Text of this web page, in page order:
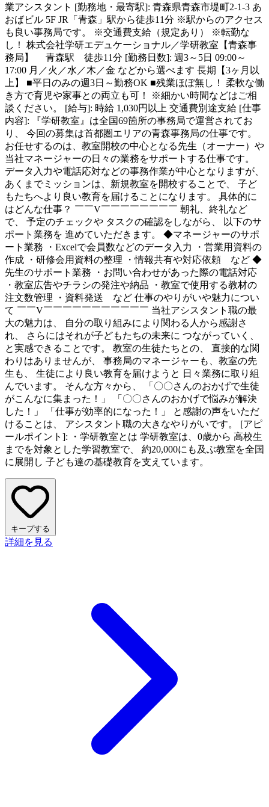
業アシスタント [勤務地・最寄駅]: 青森県青森市堤町2-1-3 あ
おばビル 5F JR「青森」駅から徒歩11分 ※駅からのアクセス
も良い事務局です。 ※交通費支給（規定あり） ※転勤な
し！ 株式会社学研エデュケーショナル／学研教室【青森事
務局】 青森駅 徒歩11分 [勤務日数]: 週3～5日 09:00～
17:00 月／火／水／木／金 などから選べます 長期【3ヶ月以
上】 ■平日のみの週3日～勤務OK ■残業ほぼ無し！ 柔軟な働
き方で育児や家事との両立も可！ ※細かい時間などはご相
談ください。 [給与]: 時給 1,030円以上 交通費別途支給 [仕事
内容]: 『学研教室』は全国69箇所の事務局で運営されてお
り、 今回の募集は首都圏エリアの青森事務局の仕事です。
お任せするのは、教室開校の中心となる先生（オーナー）や
当社マネージャーの日々の業務をサポートする仕事です。
データ入力や電話応対などの事務作業が中心となりますが、
あくまでミッションは、新規教室を開校することで、 子ど
もたちへより良い教育を届けることになります。 具体的に
はどんな仕事？ ￣￣V￣￣￣￣￣￣￣￣ 朝礼、終礼など
で、 予定のチェックや タスクの確認をしながら、 以下のサ
ポート業務を 進めていただきます。 ◆マネージャーのサポ
ート業務 ・Excelで会員数などのデータ入力 ・営業用資料の
作成 ・研修会用資料の整理 ・情報共有や対応依頼 など ◆
先生のサポート業務 ・お問い合わせがあった際の電話対応
・教室広告やチラシの発注や納品 ・教室で使用する教材の
注文数管理 ・資料発送 など 仕事のやりがいや魅力につい
て ￣￣V￣￣￣￣￣￣￣￣￣￣￣ 当社アシスタント職の最
大の魅力は、 自分の取り組みにより関わる人から感謝さ
れ、 さらにはそれが子どもたちの未来に つながっていく、
と実感できることです。 教室の生徒たちとの、 直接的な関
わりはありませんが、 事務局のマネージャーも、教室の先
生も、 生徒により良い教育を届けようと 日々業務に取り組
んでいます。 そんな方々から、 「〇〇さんのおかげで生徒
がこんなに集まった！」 「〇〇さんのおかげで悩みが解決
した！」 「仕事が効率的になった！」 と感謝の声をいただ
けることは、 アシスタント職の大きなやりがいです。 [アピ
ールポイント]: ・学研教室とは 学研教室は、0歳から 高校生
までを対象とした学習教室で、 約20,000にも及ぶ教室を全国
に展開し 子ども達の基礎教育を支えています。
キープする
詳細を見る